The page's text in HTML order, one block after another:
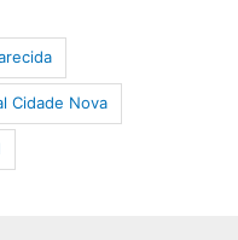
Cidade Nova